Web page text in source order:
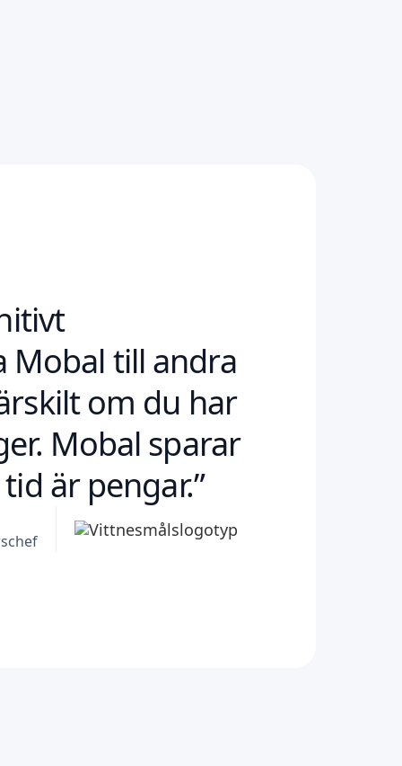
Mobal till andra
om du har
Mobal sparar
är pengar.”